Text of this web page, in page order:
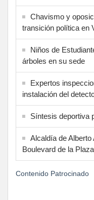
Chavismo y
transición política en
Niños de
árboles en su sede
Expertos
instalación del
Síntesis deportiva
Alcaldía de
Boulevard de la
Contenido Patrocinado